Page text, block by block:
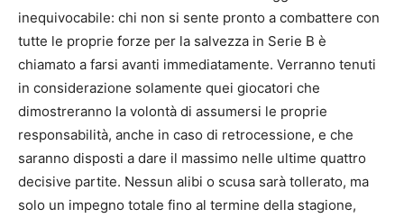
inequivocabile: chi non si sente pronto a combattere con
tutte le proprie forze per la salvezza in Serie B è
chiamato a farsi avanti immediatamente. Verranno tenuti
in considerazione solamente quei giocatori che
dimostreranno la volontà di assumersi le proprie
responsabilità, anche in caso di retrocessione, e che
saranno disposti a dare il massimo nelle ultime quattro
decisive partite. Nessun alibi o scusa sarà tollerato, ma
solo un impegno totale fino al termine della stagione,